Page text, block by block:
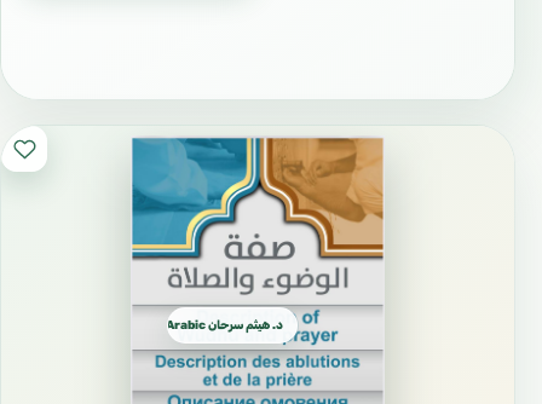
د. هيثم سرحان Arabic العربية